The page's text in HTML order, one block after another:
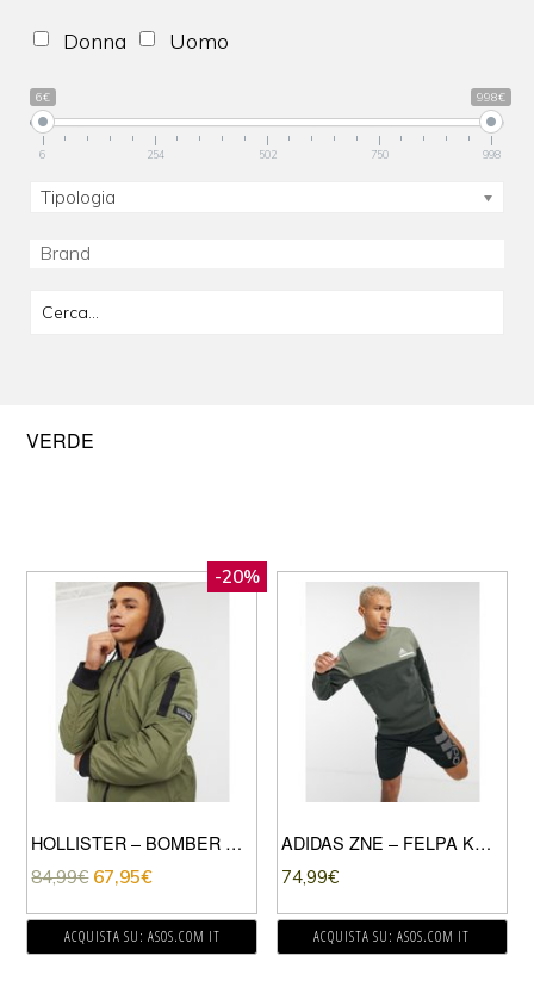
Donna Uomo
6€ 998€
6 254 502 750 998
Tipologia
VERDE
-20%
HOLLISTER – BOMBER STILE AVIATORE CON CAPPUCCIO VERDE OLIVA
84,99€ 67,95€
ACQUISTA SU: ASOS.COM IT
ADIDAS ZNE – FELPA KAKI-VERDE
74,99€
ACQUISTA SU: ASOS.COM IT